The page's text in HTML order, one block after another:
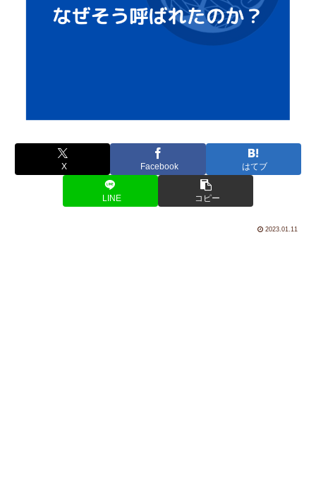
X Facebook はてブ
LINE コピー
2023.01.11